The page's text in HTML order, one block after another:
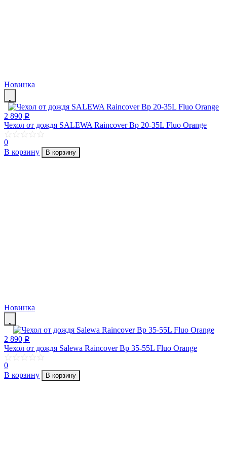
Новинка
2 890 p
Чехол от дождя SALEWA Raincover Bp 20-35L Fluo Orange
0
В корзину
В корзину
Новинка
2 890 p
Чехол от дождя Salewa Raincover Bp 35-55L Fluo Orange
0
В корзину
В корзину